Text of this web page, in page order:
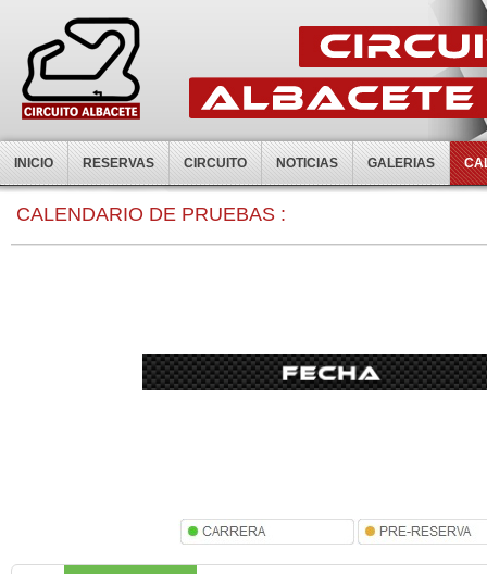
INICIO RESERVAS CIRCUITO NOTICIAS GALERIAS
CALENDARIO DE PRUEBAS :
0:00